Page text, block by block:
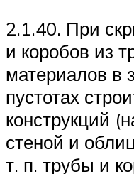
2.1.40. При
и коробов из
материалов в
пустотах
конструкций
стеной и
т. п. трубы и